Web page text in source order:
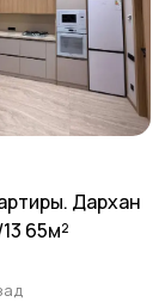
Дархан
65м²